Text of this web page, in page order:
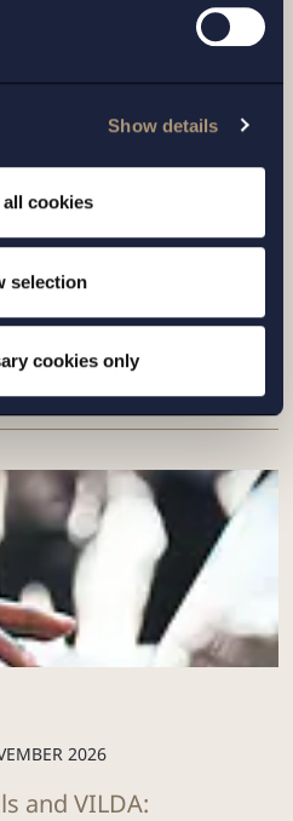
Show details
cookies
selection
cookies only
Sivers
med en
cirka 700 miljoner
2026
and VILDA: